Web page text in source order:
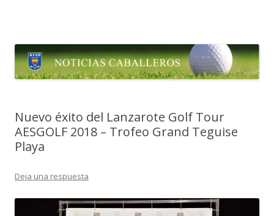
Nuevo éxito del Lanzarote Golf Tour
AESGOLF 2018 – Trofeo Grand Teguise
Playa
Deja una respuesta